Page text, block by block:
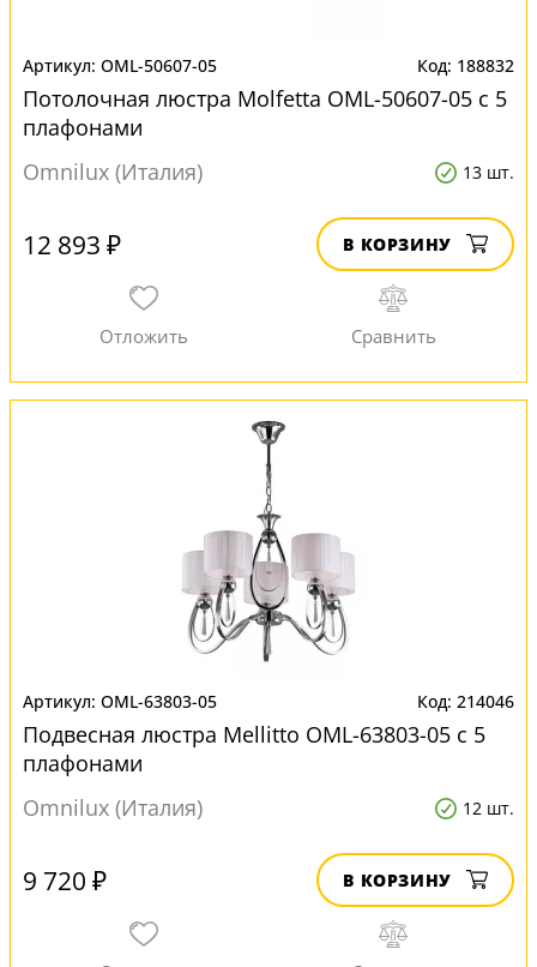
OML-50607-05 188832
Потолочная люстра Molfetta OML-50607-05 с 5
плафонами
Omnilux (Италия)
13 шт.
12 893 ₽ В КОРЗИНУ
OML-63803-05 214046
Подвесная люстра Mellitto OML-63803-05 с 5
плафонами
Omnilux (Италия)
12 шт.
9 720 ₽ В КОРЗИНУ